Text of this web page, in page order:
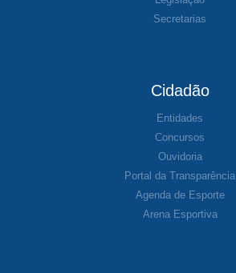
Secretarias
Cidadão
Entidades
Concursos
Ouvidoria
Portal da Transparência
Agenda de Esporte
Arena Esportiva